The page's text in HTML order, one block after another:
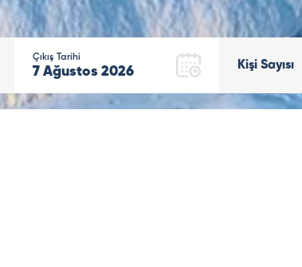
Çıkış Tarihi
7 Ağustos 2026 Kişi Sayısı